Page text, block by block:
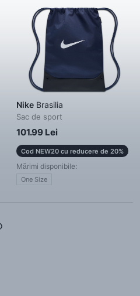
Nike Brasilia
Sac de sport
101.99 Lei
Cod NEW20 cu reducere de 20%
Mărimi disponibile:
One Size